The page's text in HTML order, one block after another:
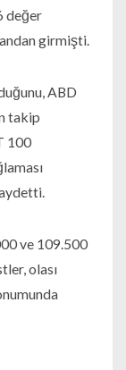
değer
girmişti.
ABD
takip
100
ve 109.500
olası